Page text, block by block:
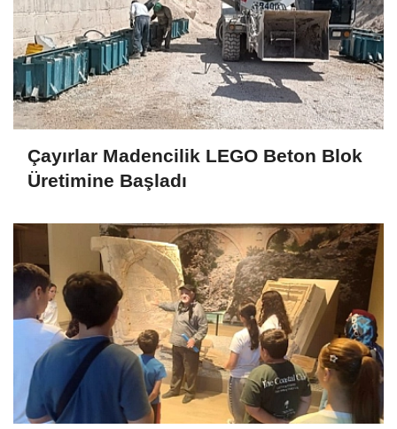
Çayırlar Madencilik LEGO Beton Blok
Üretimine Başladı